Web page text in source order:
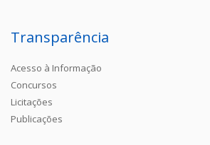
Transparência
Acesso à Informação
Concursos
Licitações
Publicações